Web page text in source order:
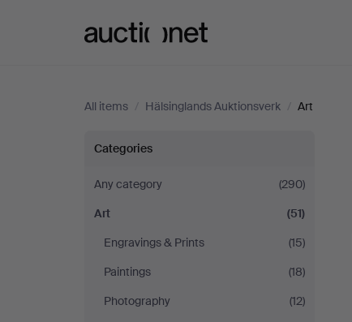
All items / Hälsinglands Auktionsverk / Art
Art
at
Hälsinglands
Auktionsverk
Categories
Any category
(290)
Art
(51)
Engravings & Prints
(15)
Paintings
(18)
Photography
(12)